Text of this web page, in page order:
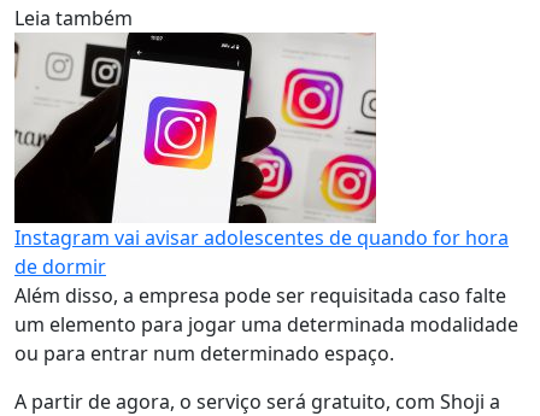
Leia também
Instagram vai avisar adolescentes de quando for hora
de dormir
Além disso, a empresa pode ser requisitada caso falte
um elemento para jogar uma determinada modalidade
ou para entrar num determinado espaço.
A partir de agora, o serviço será gratuito, com Shoji a